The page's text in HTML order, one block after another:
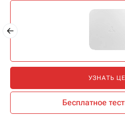
УЗНАТЬ
Бесплатное